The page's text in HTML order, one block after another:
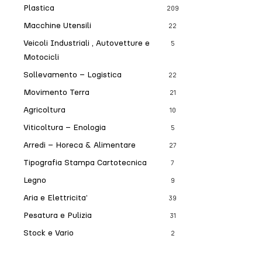
Plastica 209
Macchine Utensili 22
Veicoli Industriali , Autovetture e
Motocicli
5
Sollevamento – Logistica 22
Movimento Terra 21
Agricoltura 10
Viticoltura – Enologia 5
Arredi – Horeca & Alimentare 27
Tipografia Stampa Cartotecnica 7
Legno 9
Aria e Elettricita’ 39
Pesatura e Pulizia 31
Stock e Vario 2